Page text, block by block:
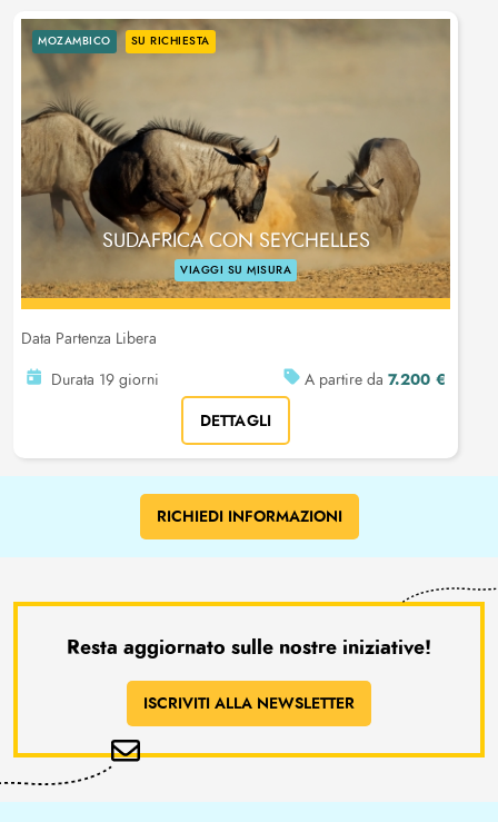
MOZAMBICO SU RICHIESTA
SUDAFRICA CON SEYCHELLES
VIAGGI SU MISURA
Data Partenza Libera
Durata 19 giorni
A partire da 7.200 €
DETTAGLI
RICHIEDI INFORMAZIONI
Resta aggiornato sulle nostre iniziative!
ISCRIVITI ALLA NEWSLETTER